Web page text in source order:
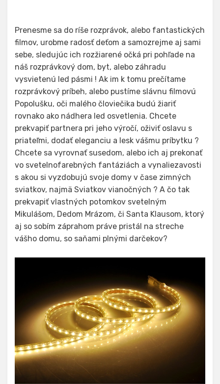
Prenesme sa do ríše rozprávok, alebo fantastických
filmov, urobme radosť deťom a samozrejme aj sami
sebe, sledujúc ich rozžiarené očká pri pohľade na
náš rozprávkový dom, byt, alebo záhradu
vysvietenú led pásmi ! Ak im k tomu prečítame
rozprávkový príbeh, alebo pustíme slávnu filmovú
Popolušku, oči malého človiečika budú žiariť
rovnako ako nádhera led osvetlenia. Chcete
prekvapiť partnera pri jeho výročí, oživiť oslavu s
priateľmi, dodať eleganciu a lesk vášmu príbytku ?
Chcete sa vyrovnať susedom, alebo ich aj prekonať
vo svetelnofarebných fantáziách a vynaliezavosti
s akou si vyzdobujú svoje domy v čase zimných
sviatkov, najmä Sviatkov vianočných ? A čo tak
prekvapiť vlastných potomkov svetelným
Mikulášom, Dedom Mrázom, či Santa Klausom, ktorý
aj so sobím záprahom práve pristál na streche
vášho domu, so saňami plnými darčekov?